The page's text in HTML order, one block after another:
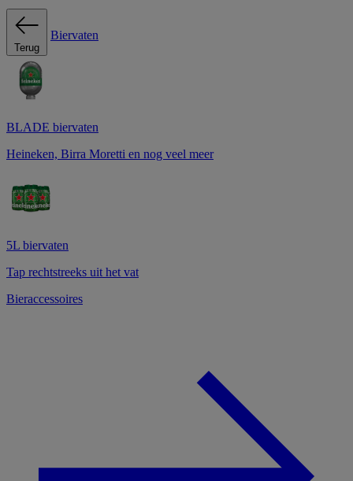
Terug
Biervaten
BLADE biervaten
Heineken, Birra Moretti en nog veel meer
5L biervaten
Tap rechtstreeks uit het vat
Bieraccessoires